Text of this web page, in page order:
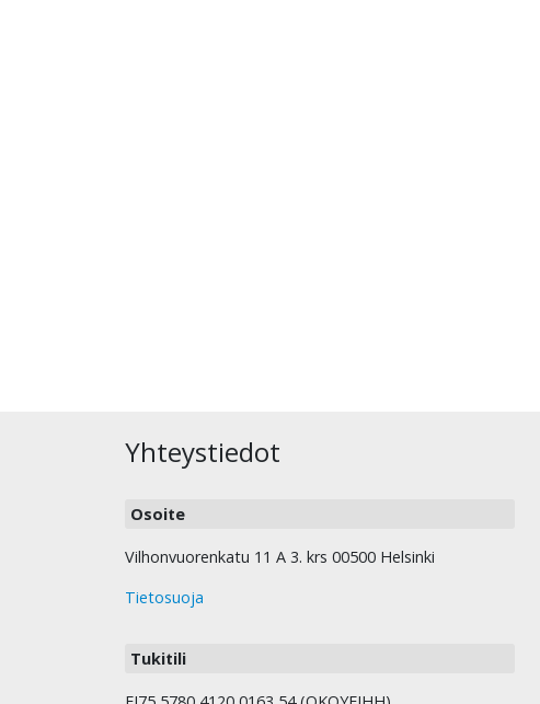
Yhteystiedot
Osoite
Vilhonvuorenkatu 11 A 3. krs 00500 Helsinki
Tietosuoja
Tukitili